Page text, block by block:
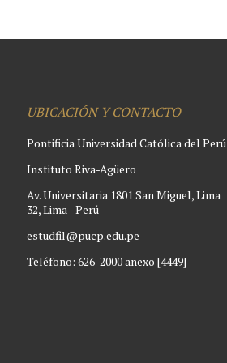
UBICACIÓN Y CONTACTO
Pontificia Universidad Católica del Perú
Instituto Riva-Agüero
Av. Universitaria 1801 San Miguel, Lima
32, Lima - Perú
estudfil@pucp.edu.pe
Teléfono: 626-2000 anexo [4449]